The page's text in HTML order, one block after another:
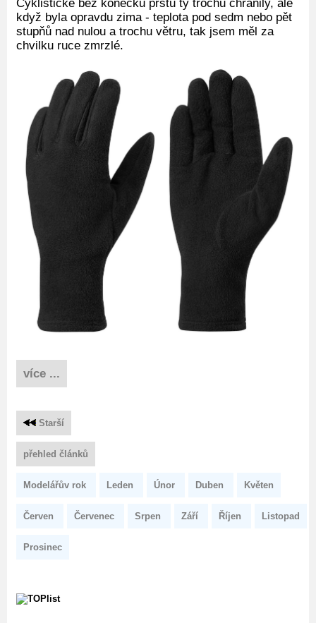
Cyklistické bez konečků prstů ty trochu chránily, ale
když byla opravdu zima - teplota pod sedm nebo pět
stupňů nad nulou a trochu větru, tak jsem měl za
chvilku ruce zmrzlé.
více ...
Starší
přehled článků
Modelářův rok Leden Únor Duben Květen
Červen Červenec Srpen Září Říjen Listopad
Prosinec